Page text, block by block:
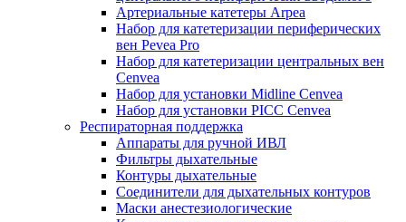
Артериальные катетеры Arpea
Набор для катетеризации периферических
вен Pevea Pro
Набор для катетеризации центральных вен
Cenvea
Набор для установки Midline Cenvea
Набор для установки PICC Cenvea
Респираторная поддержка
Аппараты для ручной ИВЛ
Фильтры дыхательные
Контуры дыхательные
Соединители для дыхательных контуров
Маски анестезиологические